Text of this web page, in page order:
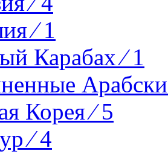
⁄ 1
Карабах ⁄ 1
Корея ⁄ 5
⁄ 4